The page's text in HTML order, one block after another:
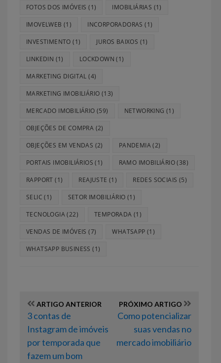
FOTOS DOS IMÓVEIS (1) IMOBILIÁRIAS (1)
IMOVELWEB (1) INCORPORADORAS (1)
INVESTIMENTO (1) JUROS BAIXOS (1)
LINKEDIN (1) LOCKDOWN (1)
MARKETING DIGITAL (4)
MARKETING IMOBILIÁRIO (13)
MERCADO IMOBILIÁRIO (59) NETWORKING (1)
OBJEÇÕES DE COMPRA (2)
OBJEÇÕES EM VENDAS (2) PANDEMIA(2)
PORTAIS IMOBILIÁRIOS (1) RAMO IMOBILIÁRIO(38)
RAPPORT (1) REAJUSTE (1) REDES SOCIAIS (5)
SELIC (1) SETOR IMOBILIÁRIO (1)
TECNOLOGIA(22) TEMPORADA (1)
VENDAS DE IMÓVEIS (7) WHATSAPP (1)
WHATSAPP BUSINESS (1)
ARTIGO ANTERIOR
3 contas de
Instagram de imóveis
por temporada que
fazem um bom
PRÓXIMO ARTIGO
Como potencializar
suas vendas no
mercado imobiliário